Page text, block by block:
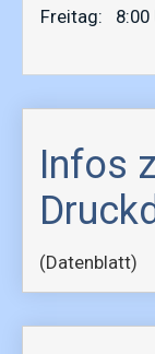
Freitag: 8:00
Infos
(Datenblatt)